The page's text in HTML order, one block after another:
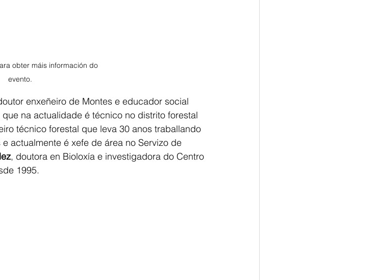
obter máis información do
evento.
enxeñeiro de Montes e educador social
na actualidade é técnico no distrito forestal
técnico forestal que leva 30 anos traballando
actualmente é xefe de área no Servizo de
, doutora en Bioloxía e investigadora do Centro
1995.